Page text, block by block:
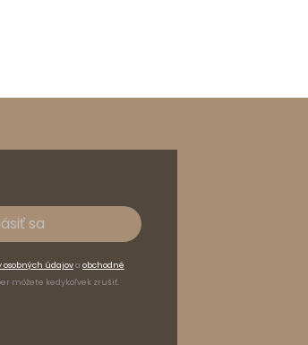
sa
osobných údajova obchodné
môžete kedykoľvek zrušiť.